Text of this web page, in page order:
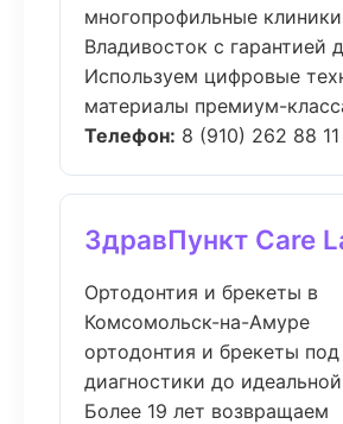
многопрофильные
Владивосток с гарантией
Используем цифровые
материалы премиум-
Телефон: 8 (910) 262 88 11
ЗдравПункт Care
Ортодонтия и брекеты в
Комсомольск-на-Амуре
ортодонтия и брекеты
диагностики до
Более 19 лет возвращаем